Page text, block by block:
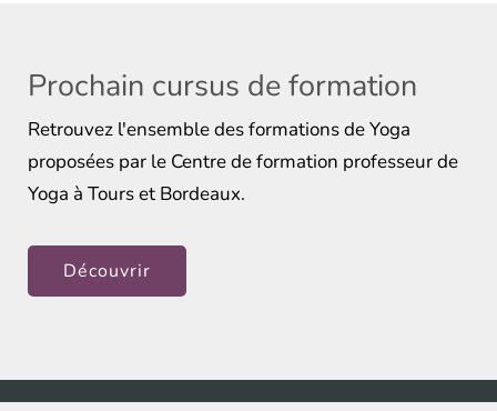
Prochain cursus de formation
Retrouvez l'ensemble des formations de Yoga
proposées par le Centre de formation professeur de
Yoga à Tours et Bordeaux.
Découvrir